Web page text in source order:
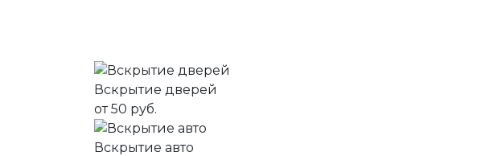
Вскрытие дверей
от 50 руб.
Вскрытие авто